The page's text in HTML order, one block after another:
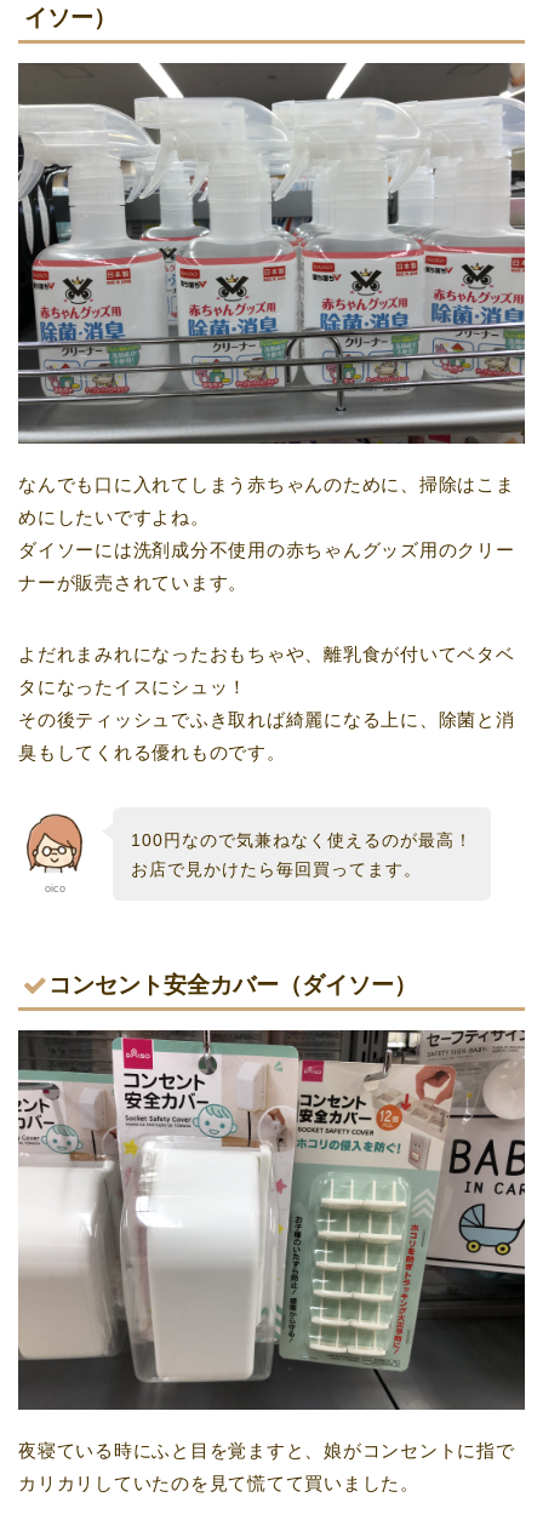
イソー）
なんでも口に入れてしまう赤ちゃんのために、掃除はこま
めにしたいですよね。
ダイソーには洗剤成分不使用の赤ちゃんグッズ用のクリー
ナーが販売されています。
よだれまみれになったおもちゃや、離乳食が付いてベタベ
タになったイスにシュッ！
その後ティッシュでふき取れば綺麗になる上に、除菌と消
臭もしてくれる優れものです。
oico
100円なので気兼ねなく使えるのが最高！
お店で見かけたら毎回買ってます。
コンセント安全カバー（ダイソー）
夜寝ている時にふと目を覚ますと、娘がコンセントに指で
カリカリしていたのを見て慌てて買いました。